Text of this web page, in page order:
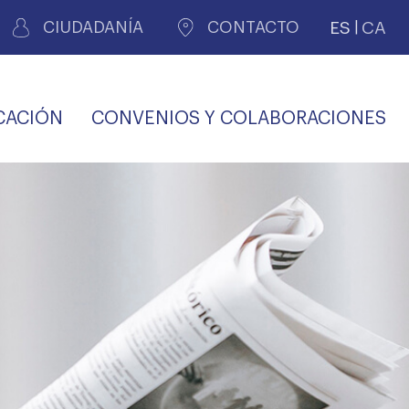
CIUDADANÍA CONTACTO ES CA
CONVENIOS Y COLABORACIONES
PERSONAL LABORAL
COMLL
SALUD Y APOYO AL
AGENCIA DE
VIDA
PROFESIONAL
OFERTAS Y
TRANSPARENCIA
TRÁMITES CONSULTA
MÉDICA